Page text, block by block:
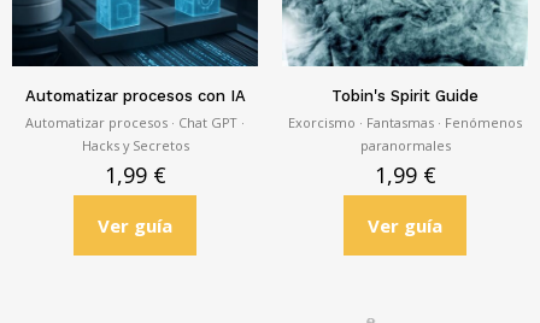
Automatizar procesos con IA
Automatizar procesos · Chat GPT ·
Hacks y Secretos
1,99 €
Ver guía
Tobin's Spirit Guide
Exorcismo · Fantasmas · Fenómenos
paranormales
1,99 €
Ver guía